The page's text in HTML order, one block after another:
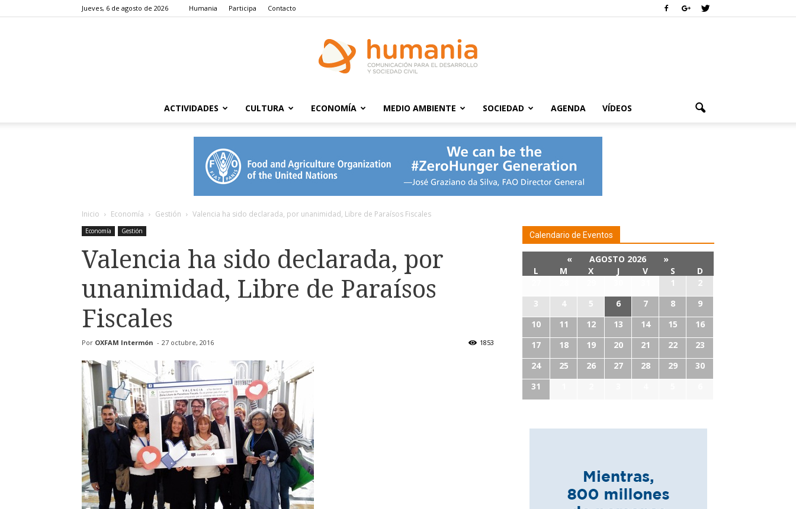
Jueves, 6 de agosto de 2026 Humania Participa Contacto
ACTIVIDADES CULTURA ECONOMÍA MEDIO AMBIENTE SOCIEDAD AGENDA VÍDEOS
Inicio Economía Gestión Valencia ha sido declarada, por unanimidad, Libre de Paraísos Fiscales
Economía Gestión
Valencia ha sido declarada, por
unanimidad, Libre de Paraísos
Fiscales
Por OXFAM Intermón - 27 octubre, 2016 1853
Calendario de Eventos
« AGOSTO 2026
»
L
M X J V S
D
1
2
3
4 5 6 7 8
9
10
11 12 13 14 15
16
17
18 19 20 21 22
23
24
25 26 27 28 29
30
31